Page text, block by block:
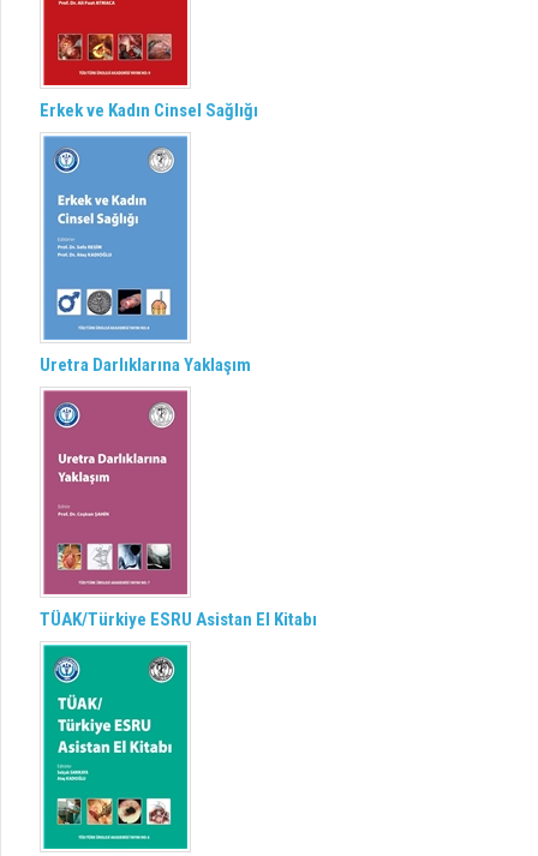
Erkek ve Kadın Cinsel Sağlığı
Uretra Darlıklarına Yaklaşım
TÜAK/Türkiye ESRU Asistan El Kitabı